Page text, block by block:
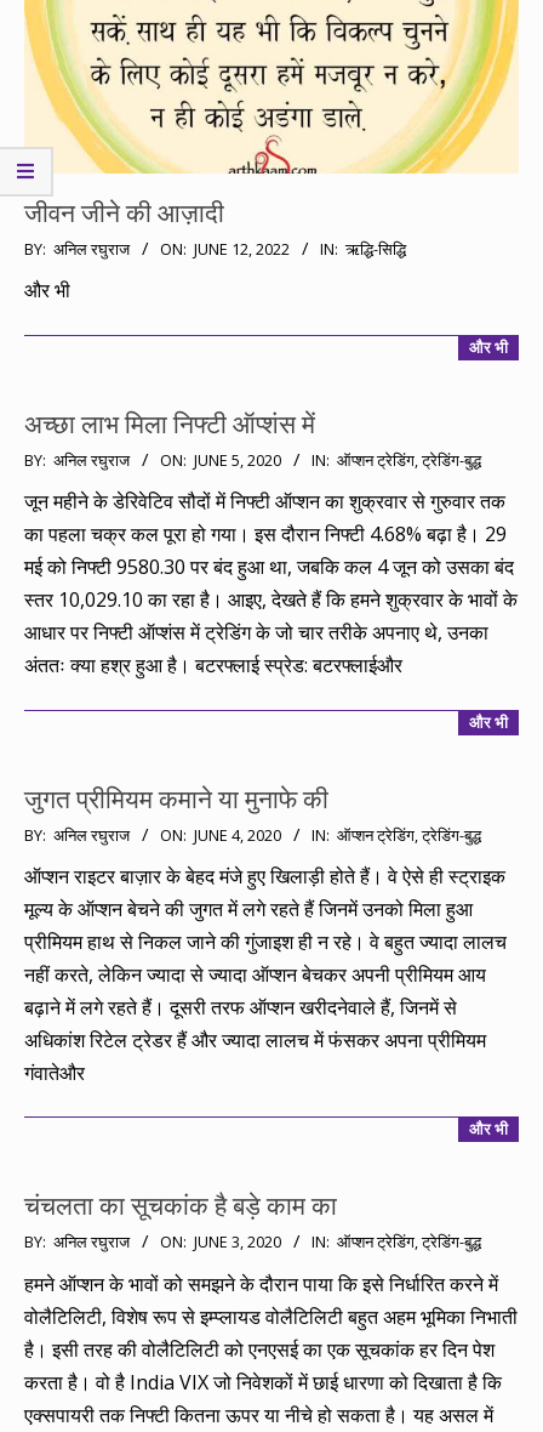
जीवन जीने की आज़ादी
2022-
06-
BY: अनिल रघुराज ON: JUNE 12, 2022 IN: ऋद्धि-सिद्धि
और भी
और भी
अच्छा लाभ मिला निफ्टी ऑप्शंस में
2020-
05
BY: अनिल रघुराज ON: JUNE 5, 2020 IN: ऑप्शन ट्रेडिंग,ट्रेडिंग-बुद्ध
जून महीने के डेरिवेटिव सौदों में निफ्टी ऑप्शन का शुक्रवार से गुरुवार तक
का पहला चक्र कल पूरा हो गया। इस दौरान निफ्टी 4.68% बढ़ा है। 29
मई को निफ्टी 9580.30 पर बंद हुआ था, जबकि कल 4 जून को उसका बंद
स्तर 10,029.10 का रहा है। आइए, देखते हैं कि हमने शुक्रवार के भावों के
आधार पर निफ्टी ऑप्शंस में ट्रेडिंग के जो चार तरीके अपनाए थे, उनका
अंततः क्या हश्र हुआ है। बटरफ्लाई स्प्रेड: बटरफ्लाईऔर
और भी
जुगत प्रीमियम कमाने या मुनाफे की
2020-
06-
BY: अनिल रघुराज ON: JUNE 4, 2020 IN: ऑप्शन ट्रेडिंग,ट्रेडिंग-बुद्ध
ऑप्शन राइटर बाज़ार के बेहद मंजे हुए खिलाड़ी होते हैं। वे ऐसे ही स्ट्राइक
मूल्य के ऑप्शन बेचने की जुगत में लगे रहते हैं जिनमें उनको मिला हुआ
प्रीमियम हाथ से निकल जाने की गुंजाइश ही न रहे। वे बहुत ज्यादा लालच
नहीं करते, लेकिन ज्यादा से ज्यादा ऑप्शन बेचकर अपनी प्रीमियम आय
बढ़ाने में लगे रहते हैं। दूसरी तरफ ऑप्शन खरीदनेवाले हैं, जिनमें से
अधिकांश रिटेल ट्रेडर हैं और ज्यादा लालच में फंसकर अपना प्रीमियम
गंवातेऔर
और भी
चंचलता का सूचकांक है बड़े काम का
2020-
06-
03
BY: अनिल रघुराज ON: JUNE 3, 2020 IN: ऑप्शन ट्रेडिंग,ट्रेडिंग-बुद्ध
हमने ऑप्शन के भावों को समझने के दौरान पाया कि इसे निर्धारित करने में
वोलैटिलिटी, विशेष रूप से इम्प्लायड वोलैटिलिटी बहुत अहम भूमिका निभाती
है। इसी तरह की वोलैटिलिटी को एनएसई का एक सूचकांक हर दिन पेश
करता है। वो है India VIX जो निवेशकों में छाई धारणा को दिखाता है कि
एक्सपायरी तक निफ्टी कितना ऊपर या नीचे हो सकता है। यह असल में